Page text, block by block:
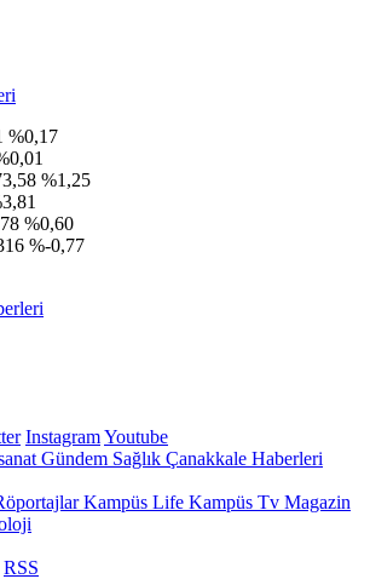
%0,17
%1,25
%0,60
%-0,77
InstagramYoutube
Gündem Sağlık Çanakkale Haberleri
Kampüs Life Kampüs Tv Magazin
RSS